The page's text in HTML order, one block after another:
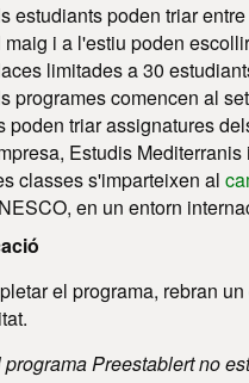
estudiants poden triar
maig i a l'estiu poden
limitades a 30
programes comencen al
poden triar assignatures
Estudis Mediterranis
classes s'imparteixen al
en un entorn
el programa, rebran un
Preestablert no